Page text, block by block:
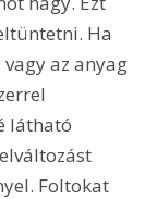
Ha
az anyag
látható
Foltokat